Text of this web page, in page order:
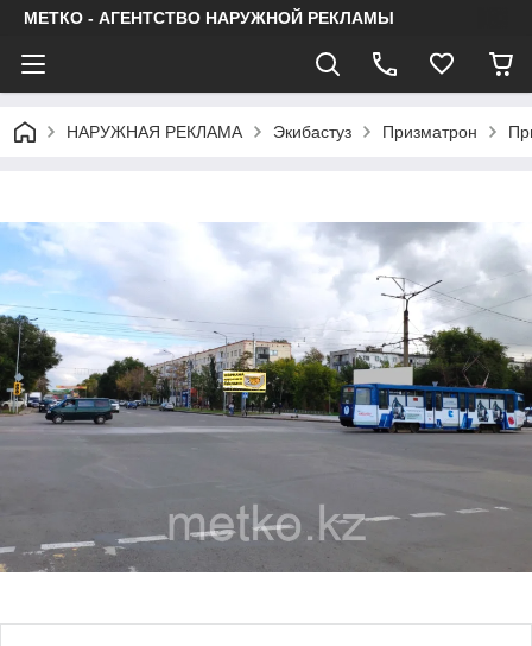
МЕТКО - АГЕНТСТВО НАРУЖНОЙ РЕКЛАМЫ
НАРУЖНАЯ РЕКЛАМА Экибастуз Призматрон